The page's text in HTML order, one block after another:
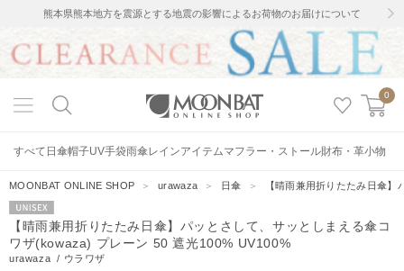
熊本県熊本地方を震源とする地震の影響によるお荷物のお届けについて
0
すべて 日傘帽子UV手袋雨傘レインアイテムマフラー・ストール財布・革小物
MOONBAT ONLINE SHOP ＞urawaza ＞ 日傘 ＞ 【晴雨兼用折りたたみ日傘
UNISEX
【晴雨兼用折りたたみ日傘】パッとさして、サッとしまえる傘コ
ワザ(kowaza) プレーン 50 遮光100% UV100%
urawaza / ウラワザ